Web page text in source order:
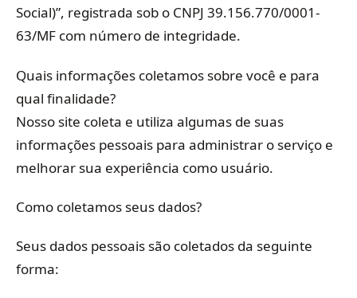
Social)”, registrada sob o CNPJ 39.156.770/0001-
63/MF com número de integridade.
Quais informações coletamos sobre você e para
qual finalidade?
Nosso site coleta e utiliza algumas de suas
informações pessoais para administrar o serviço e
melhorar sua experiência como usuário.
Como coletamos seus dados?
Seus dados pessoais são coletados da seguinte
forma: